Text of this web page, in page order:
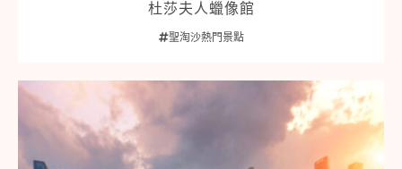
杜莎夫人蠟像館
聖淘沙熱門景點